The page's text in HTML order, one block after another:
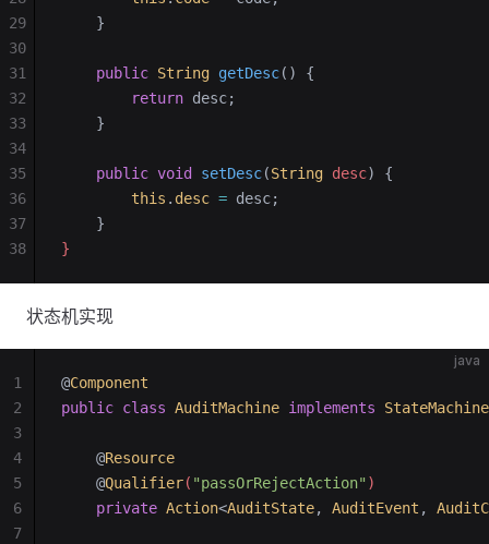
    }
    public
String getDesc()
{
        return
desc;
    }
    public
void setDesc(String desc)
{
        this
. desc = desc;
    }
}
29
30
31
32
33
34
35
36
37
38
状态机实现
java
@Component
public class AuditMachine implements
    @
Resource
    @
Qualifier( "passOrRejectAction" )
    private
Action<AuditState, AuditEvent ,
1
2
3
4
5
6
7